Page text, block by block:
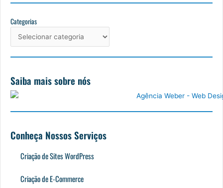
e
o
o
k
t
g
r
a
m
t
b
e
k
d
i
n
Categorias
Categorias
Saiba mais sobre nós
Conheça Nossos Serviços
Criação de Sites WordPress
Criação de E-Commerce